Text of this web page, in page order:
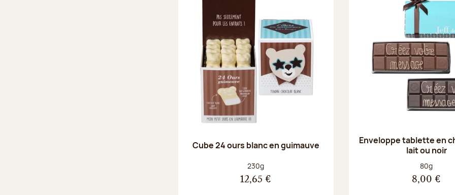
Cube 24 ours blanc en guimauve
Poids net :
230g
12,65 €
Enveloppe tablette en
lait ou noir
Poids net :
80g
8,00 €